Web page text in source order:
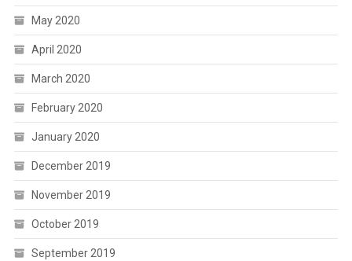
May 2020
April 2020
March 2020
February 2020
January 2020
December 2019
November 2019
October 2019
September 2019